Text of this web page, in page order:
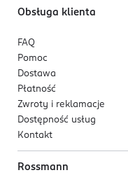
Obsługa klienta
FAQ
Pomoc
Dostawa
Płatność
Zwroty i reklamacje
Dostępność usług
Kontakt
Rossmann